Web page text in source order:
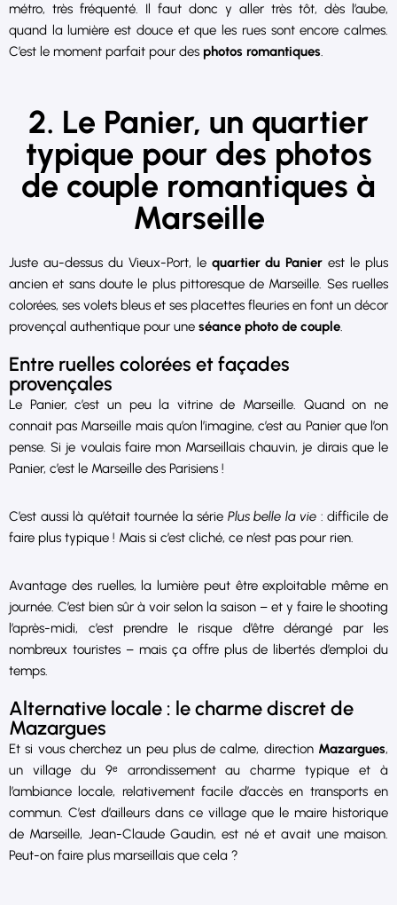
métro, très fréquenté. Il faut donc y aller très tôt, dès l’aube,
quand la lumière est douce et que les rues sont encore calmes.
C’est le moment parfait pour des photos romantiques.
2. Le Panier, un quartier
typique pour des photos
de couple romantiques à
Marseille
Juste au-dessus du Vieux-Port, le quartier du Panier est le plus
ancien et sans doute le plus pittoresque de Marseille. Ses ruelles
colorées, ses volets bleus et ses placettes fleuries en font un décor
provençal authentique pour une séance photo de couple.
Entre ruelles colorées et façades
provençales
Le Panier, c’est un peu la vitrine de Marseille. Quand on ne
connait pas Marseille mais qu’on l’imagine, c’est au Panier que l’on
pense. Si je voulais faire mon Marseillais chauvin, je dirais que le
Panier, c’est le Marseille des Parisiens !
C’est aussi là qu’était tournée la série Plus belle la vie : difficile de
faire plus typique ! Mais si c’est cliché, ce n’est pas pour rien.
Avantage des ruelles, la lumière peut être exploitable même en
journée. C’est bien sûr à voir selon la saison – et y faire le shooting
l’après-midi, c’est prendre le risque d’être dérangé par les
nombreux touristes – mais ça offre plus de libertés d’emploi du
temps.
Alternative locale : le charme discret de
Mazargues
Et si vous cherchez un peu plus de calme, direction Mazargues,
un village du 9ᵉ arrondissement au charme typique et à
l’ambiance locale, relativement facile d’accès en transports en
commun. C’est d’ailleurs dans ce village que le maire historique
de Marseille, Jean-Claude Gaudin, est né et avait une maison.
Peut-on faire plus marseillais que cela ?